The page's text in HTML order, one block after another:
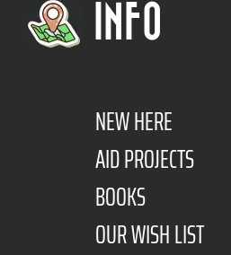
INFO
NEW HERE
AID PROJECTS
BOOKS
OUR WISH LIST